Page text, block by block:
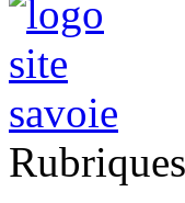
Rubriques